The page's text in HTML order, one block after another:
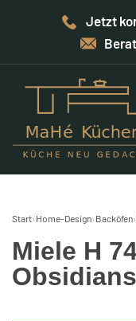
Jetzt
Start› Home-Design› Backöfen›
Miele H